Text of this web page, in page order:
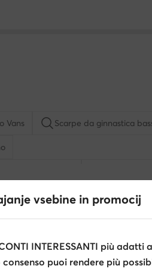
Vans Scarpe da ginnastica
Shaq bambino
GINO ROSSI
Kappa
vsebine in promocij
INTERESSANTI più adatti
puoi rendere più